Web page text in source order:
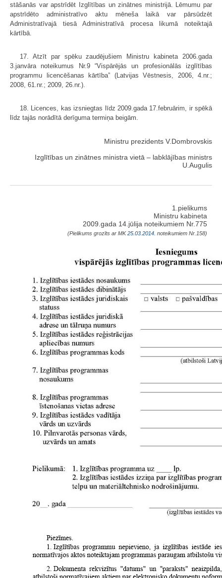
stāšanās var apstrīdēt Izglītības un zinātnes ministrijā. Lēmumu par
apstrīdēto administratīvo aktu mēneša laikā var pārsūdzēt
Administratīvajā tiesā Administratīvā procesa likumā noteiktajā
kārtībā.
17. Atzīt par spēku zaudējušiem Ministru kabineta 2006.gada
3.janvāra noteikumus Nr.9 “Vispārējās un profesionālās izglītības
programmu licencēšanas kārtība” (Latvijas Vēstnesis, 2006, 4.nr.;
2008, 61.nr.; 2009, 26.nr.).
18. Licences, kas izsniegtas līdz 2009.gada 17.februārim, ir spēkā
līdz tajās norādītā derīguma termiņa beigām.
Ministru prezidents V.Dombrovskis
Izglītības un zinātnes ministra vietā – labklājības ministrs
U.Augulis
1.pielikums
Ministru kabineta
2009.gada 14.jūlija noteikumiem Nr.775
(Pielikums grozīts ar MK25.03.2014. noteikumiem Nr.158)